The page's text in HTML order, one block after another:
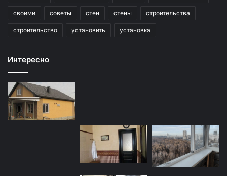
своими советы стен стены строительства
строительство установить установка
Интересно